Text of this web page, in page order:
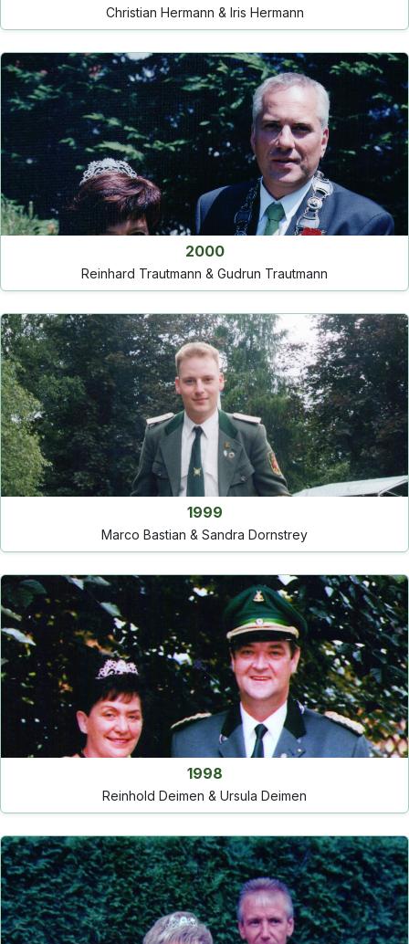
Christian Hermann & Iris Hermann
2000
Reinhard Trautmann & Gudrun Trautmann
1999
Marco Bastian & Sandra Dornstrey
1998
Reinhold Deimen & Ursula Deimen